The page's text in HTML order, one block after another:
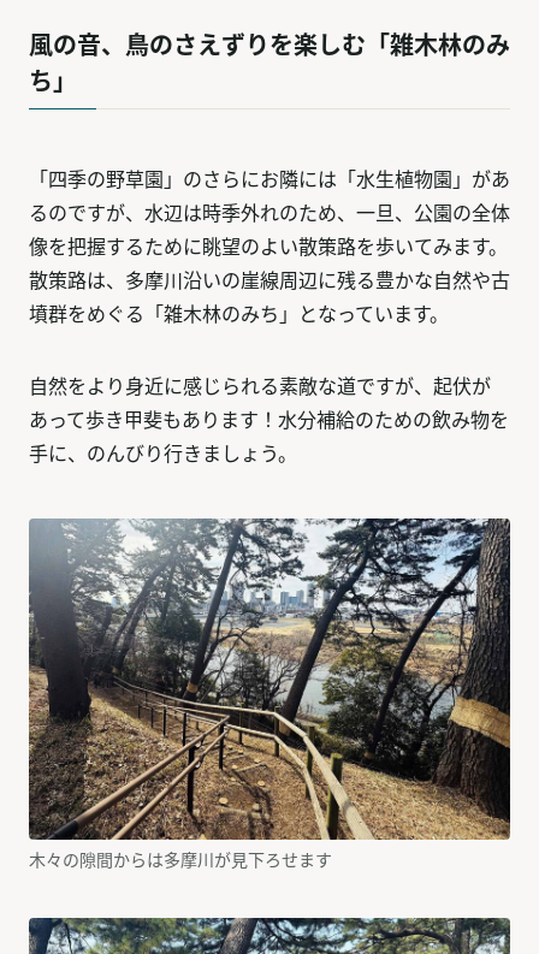
風の音、鳥のさえずりを楽しむ「雑木林のみ
ち」
「四季の野草園」のさらにお隣には「水生植物園」があ
るのですが、水辺は時季外れのため、一旦、公園の全体
像を把握するために眺望のよい散策路を歩いてみます。
散策路は、多摩川沿いの崖線周辺に残る豊かな自然や古
墳群をめぐる「雑木林のみち」となっています。
自然をより身近に感じられる素敵な道ですが、起伏が
あって歩き甲斐もあります！水分補給のための飲み物を
手に、のんびり行きましょう。
木々の隙間からは多摩川が見下ろせます